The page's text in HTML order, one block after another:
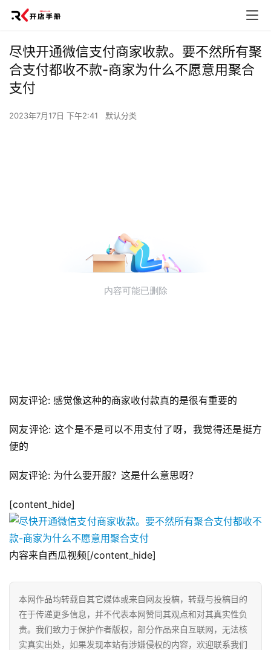
尽快开通微信支付商家收款。要不然所有聚
合支付都收不款-商家为什么不愿意用聚合
支付
2023年7月17日 下午2:41 默认分类
网友评论: 感觉像这种的商家收付款真的是很有重要的
网友评论: 这个是不是可以不用支付了呀，我觉得还是挺方
便的
网友评论: 为什么要开服？这是什么意思呀？
[content_hide]
内容来自西瓜视频[/content_hide]
本网作品均转载自其它媒体或来自网友投稿，转载与投稿目的
在于传递更多信息，并不代表本网赞同其观点和对其真实性负
责。我们致力于保护作者版权，部分作品来自互联网，无法核
实真实出处，如果发现本站有涉嫌侵权的内容，欢迎联系我们